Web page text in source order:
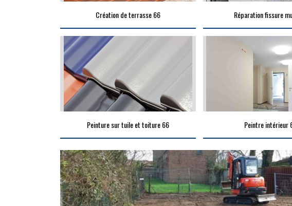
Création de terrasse 66 Réparation fissure
Peinture sur tuile et toiture 66 Peintre intérieur